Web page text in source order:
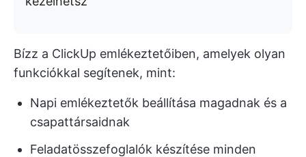
Bízz a ClickUp emlékeztetőiben, amelyek olyan
funkciókkal segítenek, mint:
Napi emlékeztetők beállítása magadnak és a
csapattársaidnak
Feladatösszefoglalók készítése minden